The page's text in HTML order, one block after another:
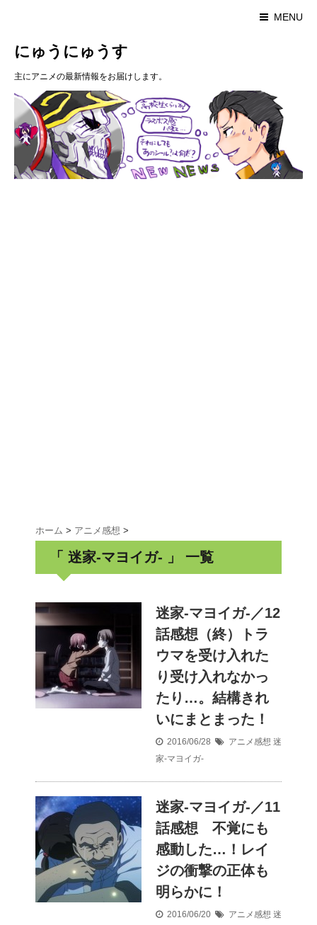
MENU
にゅうにゅうす
主にアニメの最新情報をお届けします。
ホーム > アニメ感想 >
「 迷家-マヨイガ- 」 一覧
迷家-マヨイガ-／12
話感想（終）トラ
ウマを受け入れた
り受け入れなかっ
たり…。結構きれ
いにまとまった！
2016/06/28 アニメ感想 迷
家-マヨイガ-
迷家-マヨイガ-／11
話感想 不覚にも
感動した…！レイ
ジの衝撃の正体も
明らかに！
2016/06/20 アニメ感想 迷